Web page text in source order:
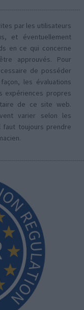
par les utilisateurs
et éventuellement
en ce qui concerne
approuvés. Pour
de posséder
les évaluations
expériences propres
de ce site web.
varier selon les
toujours prendre